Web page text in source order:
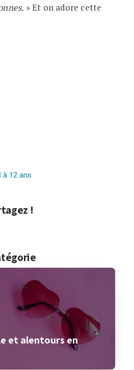
» Et on adore cette
à 12 ans
!
et alentours en